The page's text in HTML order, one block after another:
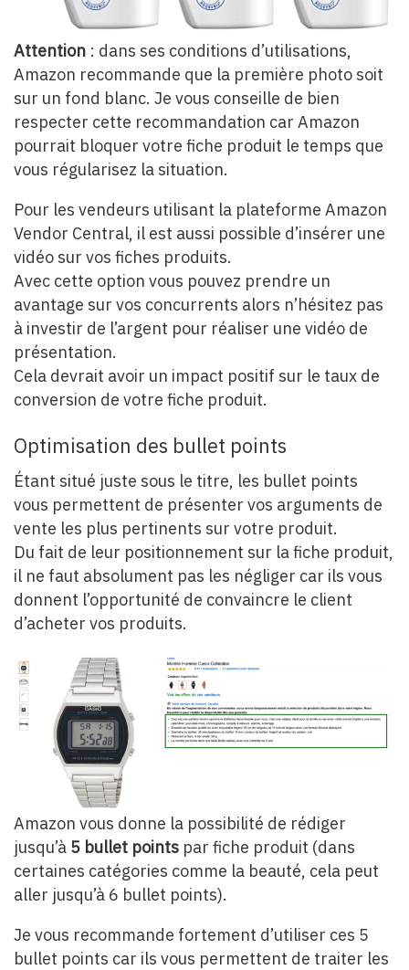
Attention : dans ses conditions d’utilisations,
Amazon recommande que la première photo soit
sur un fond blanc. Je vous conseille de bien
respecter cette recommandation car Amazon
pourrait bloquer votre fiche produit le temps que
vous régularisez la situation.
Pour les vendeurs utilisant la plateforme Amazon
Vendor Central, il est aussi possible d’insérer une
vidéo sur vos fiches produits.
Avec cette option vous pouvez prendre un
avantage sur vos concurrents alors n’hésitez pas
à investir de l’argent pour réaliser une vidéo de
présentation.
Cela devrait avoir un impact positif sur le taux de
conversion de votre fiche produit.
Optimisation des bullet points
Étant situé juste sous le titre, les bullet points
vous permettent de présenter vos arguments de
vente les plus pertinents sur votre produit.
Du fait de leur positionnement sur la fiche produit,
il ne faut absolument pas les négliger car ils vous
donnent l’opportunité de convaincre le client
d’acheter vos produits.
Amazon vous donne la possibilité de rédiger
jusqu’à 5 bullet points par fiche produit (dans
certaines catégories comme la beauté, cela peut
aller jusqu’à 6 bullet points).
Je vous recommande fortement d’utiliser ces 5
bullet points car ils vous permettent de traiter les